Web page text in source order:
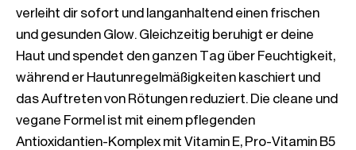
verleiht dir sofort und langanhaltend einen frischen
und gesunden Glow. Gleichzeitig beruhigt er deine
Haut und spendet den ganzen Tag über Feuchtigkeit,
während er Hautunregelmäßigkeiten kaschiert und
das Auftreten von Rötungen reduziert. Die cleane und
vegane Formel ist mit einem pflegenden
Antioxidantien-Komplex mit Vitamin E, Pro-Vitamin B5